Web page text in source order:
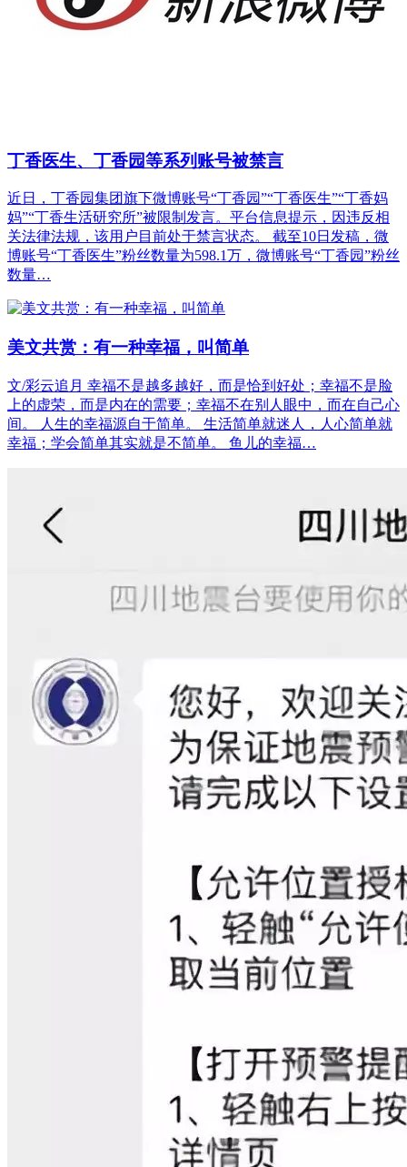
丁香医生、丁香园等系列账号被禁言
近日，丁香园集团旗下微博账号“丁香园”“丁香医生”“丁香妈
妈”“丁香生活研究所”被限制发言。平台信息提示，因违反相
关法律法规，该用户目前处于禁言状态。 截至10日发稿，微
博账号“丁香医生”粉丝数量为598.1万，微博账号“丁香园”粉丝
数量…
美文共赏：有一种幸福，叫简单
文/彩云追月 幸福不是越多越好，而是恰到好处；幸福不是脸
上的虚荣，而是内在的需要；幸福不在别人眼中，而在自己心
间。 人生的幸福源自于简单。 生活简单就迷人，人心简单就
幸福；学会简单其实就是不简单。 鱼儿的幸福…